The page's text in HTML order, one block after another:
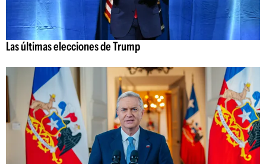
Las últimas elecciones de Trump